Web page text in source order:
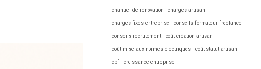
chantier de rénovation charges artisan
charges fixes entreprise conseils formateur freelance
conseils recrutement coût création artisan
coût mise aux normes électriques coût statut artisan
cpf croissance entreprise